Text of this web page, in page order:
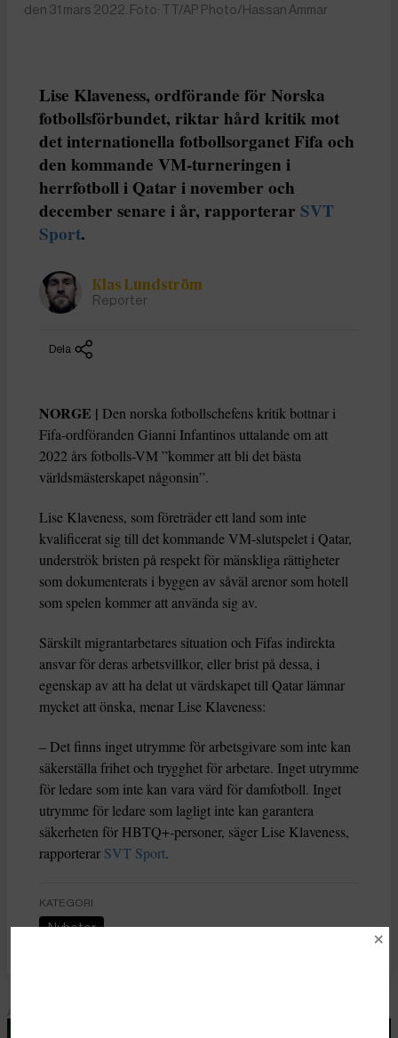
den 31 mars 2022. Foto: TT/AP Photo/Hassan Ammar
Lise Klaveness, ordförande för Norska
fotbollsförbundet, riktar hård kritik mot
det internationella fotbollsorganet Fifa och
den kommande VM-turneringen i
herrfotboll i Qatar i november och
december senare i år, rapporterar SVT
Sport.
Klas Lundström
Reporter
Dela
NORGE | Den norska fotbollschefens kritik bottnar i
Fifa-ordföranden Gianni Infantinos uttalande om att
2022 års fotbolls-VM ”kommer att bli det bästa
världsmästerskapet någonsin”.
Lise Klaveness, som företräder ett land som inte
kvalificerat sig till det kommande VM-slutspelet i Qatar,
underströk bristen på respekt för mänskliga rättigheter
som dokumenterats i byggen av såväl arenor som hotell
som spelen kommer att använda sig av.
Särskilt migrantarbetares situation och Fifas indirekta
ansvar för deras arbetsvillkor, eller brist på dessa, i
egenskap av att ha delat ut värdskapet till Qatar lämnar
mycket att önska, menar Lise Klaveness:
– Det finns inget utrymme för arbetsgivare som inte kan
säkerställa frihet och trygghet för arbetare. Inget utrymme
för ledare som inte kan vara värd för damfotboll. Inget
utrymme för ledare som lagligt inte kan garantera
säkerheten för HBTQ+-personer, säger Lise Klaveness,
rapporterar SVT Sport.
KATEGORI
Nyheter
ANNONS